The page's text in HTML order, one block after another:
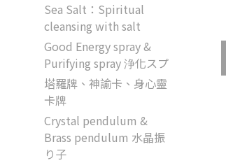
Sea Salt：Spiritual
cleansing with salt
Good Energy spray &
Purifying spray 浄化スプ
塔羅牌、神諭卡、身心靈
卡牌
Crystal pendulum &
Brass pendulum 水晶振
り子